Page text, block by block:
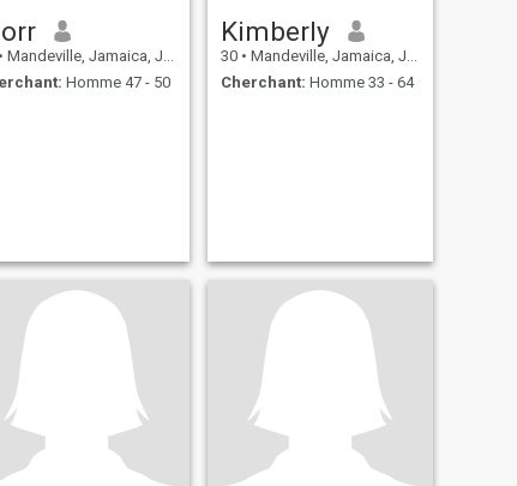
• Mandeville, Jamaica, Jamaique
Homme 47 - 50
Kimberly
30 • Mandeville, Jamaica, Jamaique
Cherchant: Homme 33 - 64